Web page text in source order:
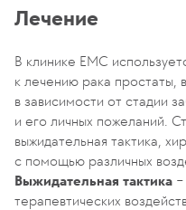
Лечение
В клинике ЕМС
к лечению рака
в зависимости от стадии
и его личных пожеланий.
выжидательная тактика,
с помощью различных
Выжидательная тактика
терапевтических